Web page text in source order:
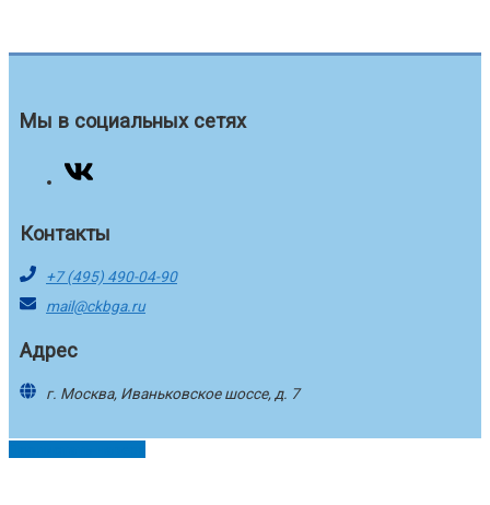
Мы в социальных сетях
Контакты
+7 (495) 490-04-90
mail@ckbga.ru
Адрес
г. Москва, Иваньковское шоссе, д. 7